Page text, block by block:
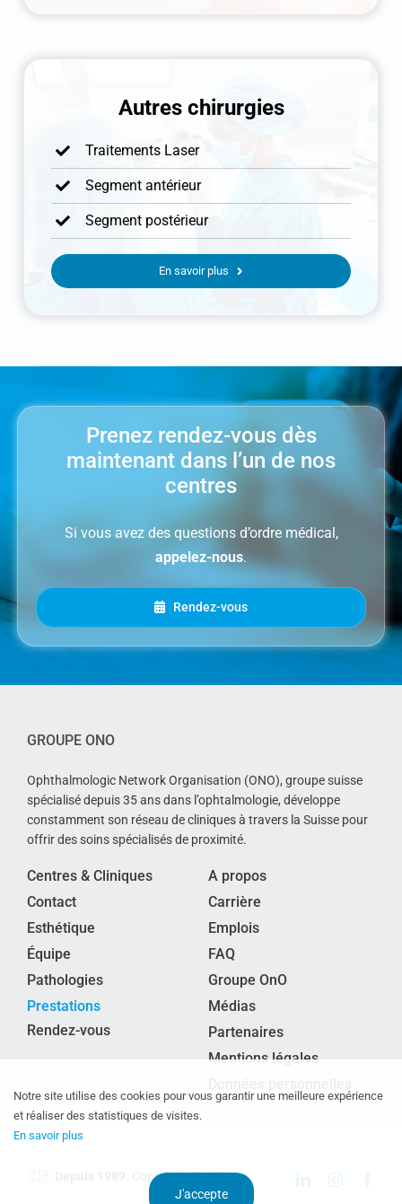
Autres chirurgies
Traitements Laser
Segment antérieur
Segment postérieur
En savoir plus
Prenez rendez-vous dès
maintenant dans l’un de nos
centres
Si vous avez des questions d’ordre médical,
appelez-nous.
Rendez-vous
GROUPE ONO
Ophthalmologic Network Organisation (ONO), groupe suisse
spécialisé depuis 35 ans dans l’ophtalmologie, développe
constamment son réseau de cliniques à travers la Suisse pour
offrir des soins spécialisés de proximité.
Centres & Cliniques
Contact
Esthétique
Équipe
Pathologies
Prestations
Rendez-vous
A propos
Carrière
Emplois
FAQ
Groupe OnO
Médias
Partenaires
Mentions légales
. Copyright © 2024
Notre site utilise des cookies pour vous garantir une meilleure expérience
et réaliser des statistiques de visites.
En savoir plus
J'accepte